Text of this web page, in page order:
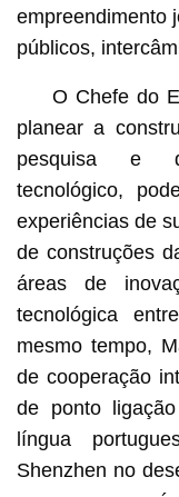
empreendimento
públicos,
O Chefe do
planear a
pesquisa e
tecnológico,
experiências de
de construções
áreas de
tecnológica
mesmo tempo,
de cooperação
de ponto
língua
Shenzhen no